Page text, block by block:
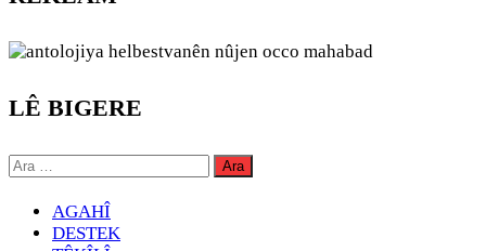
LÊ BIGERE
Arama:
AGAHÎ
DESTEK